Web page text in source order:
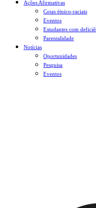
Ações Afirmativas
Cotas étnico-raciais
Eventos
Estudantes com
Parentalidade
Notícias
Oportunidades
Pesquisa
Eventos